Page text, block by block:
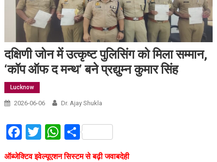
दक्षिणी जोन में उत्कृष्ट पुलिसिंग को मिला सम्मान,
‘कॉप ऑफ द मन्थ’ बने प्रद्युम्न कुमार सिंह
Lucknow
2026-06-06 Dr. Ajay Shukla
Facebook
Twitter
WhatsApp
Share
ऑब्जेक्टिव इवेल्यूएशन सिस्टम से बढ़ी जवाबदेही